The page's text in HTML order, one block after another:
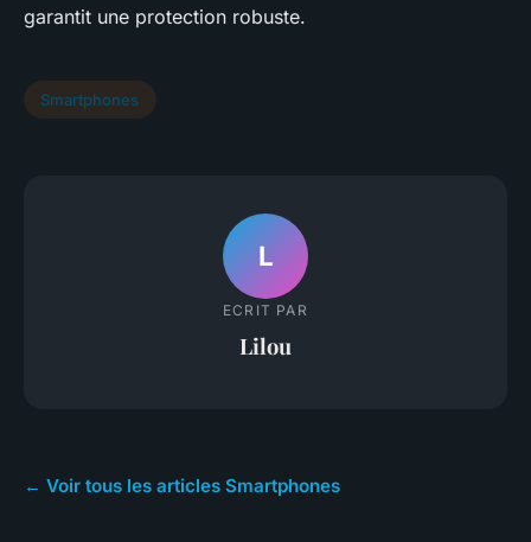
garantit une protection robuste.
Smartphones
L
ECRIT PAR
Lilou
← Voir tous les articles Smartphones